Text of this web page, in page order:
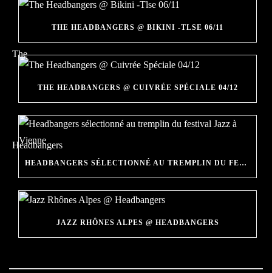
THE HEADBANGERS @ BIKINI -TLSE 06/11
THE HEADBANGERS @ CUIVRÉE SPÉCIALE 04/12
HEADBANGERS SÉLECTIONNÉ AU TREMPLIN DU FESTIVAL JAZZ À VIENNE
JAZZ RHÔNES ALPES @ HEADBANGERS